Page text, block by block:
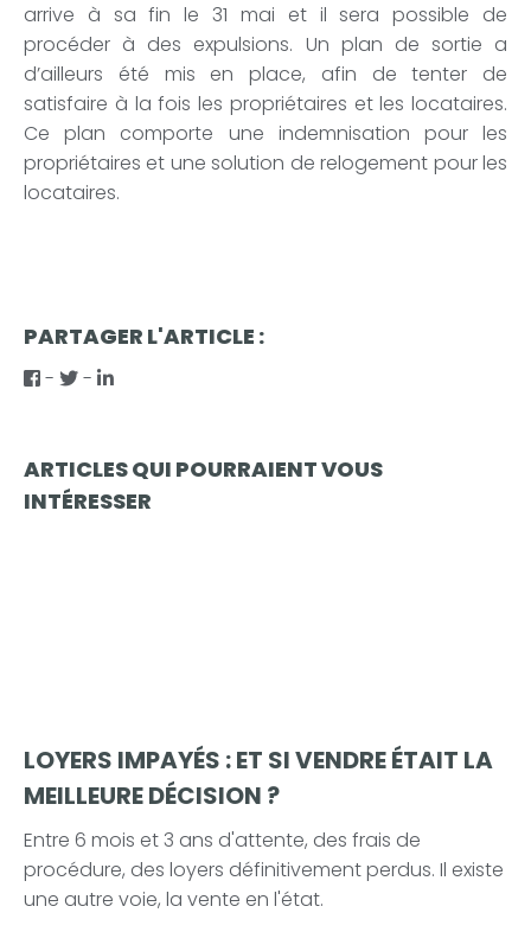
arrive à sa fin le 31 mai et il sera possible de
procéder à des expulsions. Un plan de sortie a
d’ailleurs été mis en place, afin de tenter de
satisfaire à la fois les propriétaires et les locataires.
Ce plan comporte une indemnisation pour les
propriétaires et une solution de relogement pour les
locataires.
PARTAGER L'ARTICLE :
- -
ARTICLES QUI POURRAIENT VOUS
INTÉRESSER
LOYERS IMPAYÉS : ET SI VENDRE ÉTAIT LA
MEILLEURE DÉCISION ?
Entre 6 mois et 3 ans d'attente, des frais de
procédure, des loyers définitivement perdus. Il existe
une autre voie, la vente en l'état.